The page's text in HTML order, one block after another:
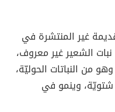
غير المنتشرة في
نبات الشعير غير معروف،
من النباتات الحوليّة،
وينمو في